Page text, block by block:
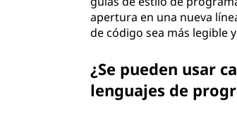
apertura en una nueva
de código sea más legible
¿Se pueden usar
lenguajes de